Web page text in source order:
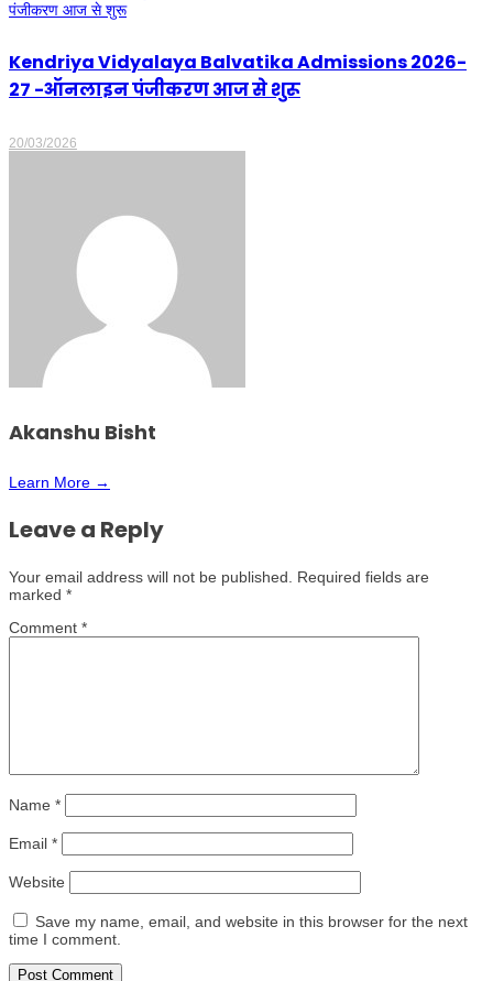
Kendriya Vidyalaya Balvatika Admissions 2026-
27 -ऑनलाइन पंजीकरण आज से शुरू
20/03/2026
Akanshu Bisht
Learn More →
Leave a Reply
Your email address will not be published.
Required fields are
marked *
Comment *
Name *
Email *
Website
Save my name, email, and website in this browser for the next
time I comment.